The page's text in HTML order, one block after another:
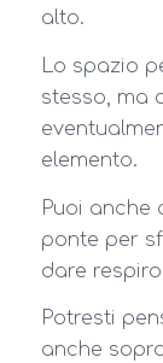
alto.
Lo spazio
stesso, ma
elemento.
Puoi anche
ponte per
dare
Potresti
anche